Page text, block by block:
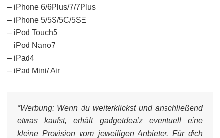
– iPhone 6/6Plus/7/7Plus
– iPhone 5/5S/5C/5SE
– iPod Touch5
– iPod Nano7
– iPad4
– iPad Mini/ Air
*Werbung: Wenn du weiterklickst und anschließend
etwas kaufst, erhält gadgetdealz eventuell eine
kleine Provision vom jeweiligen Anbieter. Für dich